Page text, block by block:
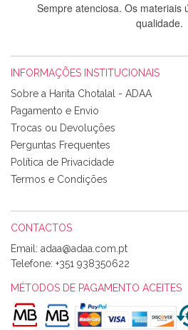
Sempre atenciosa. Os materiais
qualidade.
Tudo chegou em condições, pois
bem acondicionados. Estou
produtos adquiridos. Relativamente
com um padrão e cores muito
perfeitíssima. Futuramente penso
loja, têm excelentes artigos a um
Alexandra
Olá boa Noite. Os meus tecidos
obrigada pelo miminho que dá um
de bordar e não sei o que pões nos
maravilhosamente ... cheiram!
INFORMAÇÕES INSTITUCIONAIS
Sobre a Harita Chotalal - ADAA
Pagamento e Envio
Trocas ou Devoluções
Perguntas Frequentes
Política de Privacidade
Termos e Condições
CONTACTOS
Email:
Telefone: +351 938350622
MÉTODOS DE PAGAMENTO ACEITES